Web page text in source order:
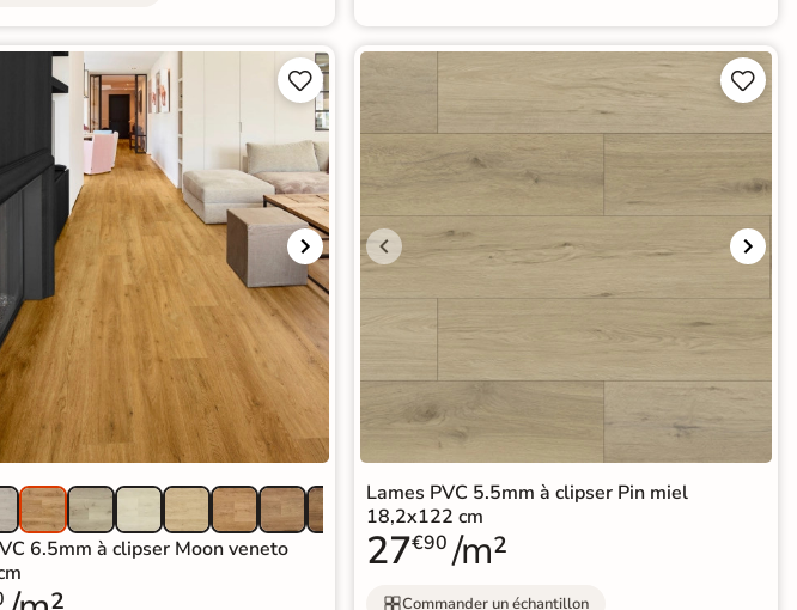


6.5mm à clipser Moon veneto


Lames PVC 5.5mm à clipser Pin miel
18,2x122 cm
27€90 /m²
Commander un échantillon